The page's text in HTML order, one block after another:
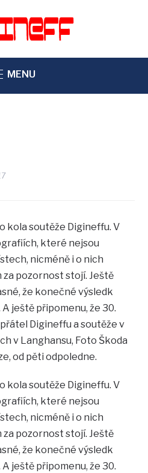
MENU
kola soutěže Digineffu. V
které nejsou
nicméně i o nich
za pozornost stojí. Ještě
že konečné výsledk
ještě připomenu, že 30.
Digineffu a soutěže v
v Langhansu, Foto Škoda
od pěti odpoledne.
kola soutěže Digineffu. V
které nejsou
nicméně i o nich
za pozornost stojí. Ještě
že konečné výsledk
ještě připomenu, že 30.